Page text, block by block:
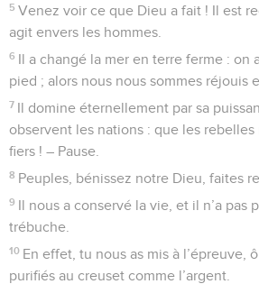
5 Venez voir ce que Dieu a fait ! Il est
agit envers les hommes.
6 Il a changé la mer en terre ferme : on
pied ; alors nous nous sommes réjouis
7 Il domine éternellement par sa
observent les nations : que les rebelles
fiers ! – Pause.
8 Peuples, bénissez notre Dieu, faites
9 Il nous a conservé la vie, et il n’a pas
trébuche.
10 En effet, tu nous as mis à l’épreuve,
purifiés au creuset comme l’argent.